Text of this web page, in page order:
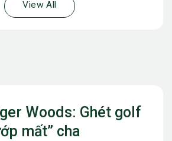
Woods: Ghét golf
mất” cha
View All